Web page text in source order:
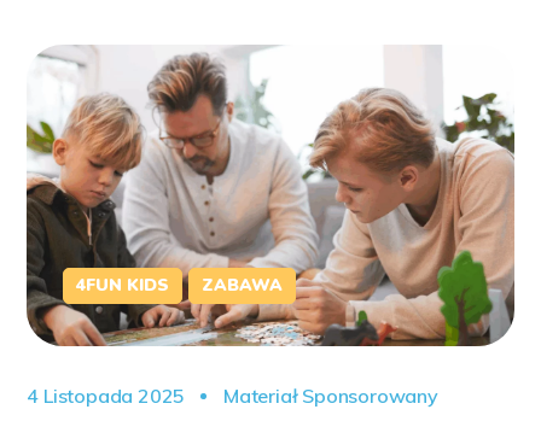
4FUN KIDS ZABAWA
4 Listopada 2025
Materiał Sponsorowany